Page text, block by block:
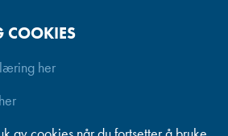
COOKIES
her